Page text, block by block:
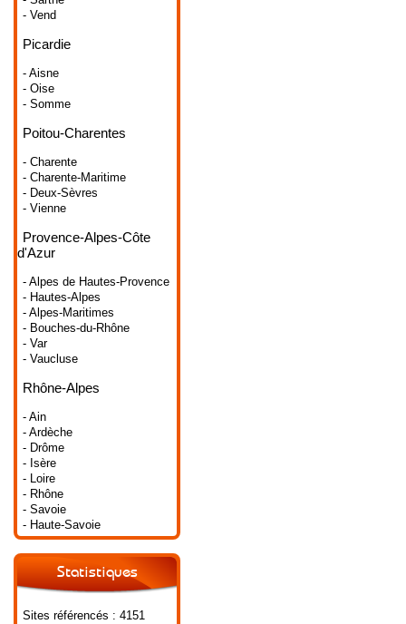
- Vend
Picardie
- Aisne
- Oise
- Somme
Poitou-Charentes
- Charente
- Charente-Maritime
- Deux-Sèvres
- Vienne
Provence-Alpes-Côte
d'Azur
- Alpes de Hautes-Provence
- Hautes-Alpes
- Alpes-Maritimes
- Bouches-du-Rhône
- Var
- Vaucluse
Rhône-Alpes
- Ain
- Ardèche
- Drôme
- Isère
- Loire
- Rhône
- Savoie
- Haute-Savoie
Statistiques
Sites référencés : 4151